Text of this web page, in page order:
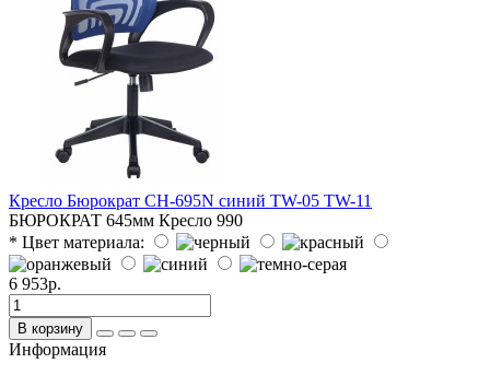
Кресло Бюрократ CH-695N синий TW-05 TW-11
БЮРОКРАТ 645мм Кресло 990
* Цвет материала:
6 953р.
В корзину
Информация